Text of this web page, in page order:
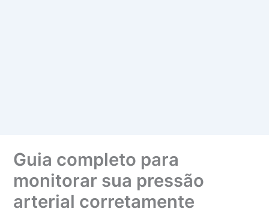
Guia completo para
monitorar sua pressão
arterial corretamente